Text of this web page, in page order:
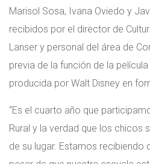
Marisol Sosa, Ivana Oviedo y
recibidos por el director de
Lanser y personal del área de
previa de la función de la película
producida por Walt Disney en
“Es el cuarto año que
Rural y la verdad que los chicos
de su lugar. Estamos